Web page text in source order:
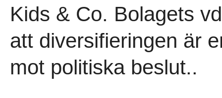
Kids & Co. Bolagets
att diversifieringen är
mot politiska beslut..